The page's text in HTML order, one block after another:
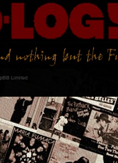
Limited